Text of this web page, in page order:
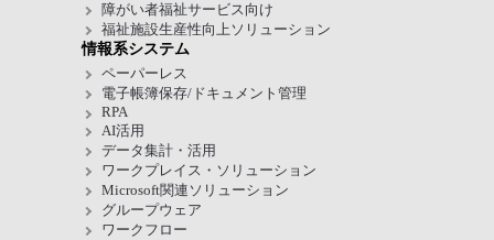
障がい者福祉サービス向け
福祉施設生産性向上ソリューション
情報系システム
ペーパーレス
電子帳簿保存/ドキュメント管理
RPA
AI活用
データ集計・活用
ワークプレイス・ソリューション
Microsoft関連ソリューション
グループウェア
ワークフロー